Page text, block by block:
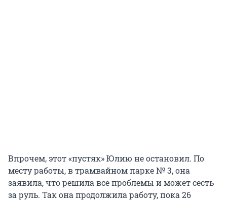
Впрочем, этот «пустяк» Юлию не остановил. По
месту работы, в трамвайном парке № 3, она
заявила, что решила все проблемы и может сесть
за руль. Так она продолжила работу, пока 26